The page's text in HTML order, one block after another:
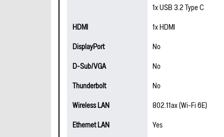
1x USB 3.2 Type C
HDMI
1x HDMI
DisplayPort
No
D-Sub/VGA
No
Thunderbolt
No
Wireless LAN
802.11ax (Wi-Fi 6E)
Ethernet LAN
Yes